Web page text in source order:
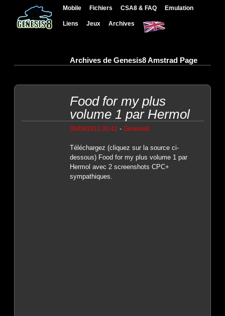
Mobile Fichiers CSA8 & FAQ Emulation
Liens Jeux Archives
Archives de Genesis8 Amstrad Page
Food for my plus
volume 1 par Hermol
05/09/2011 00:42 - Genesis8
Téléchargez (cliquez sur la source ci-
dessous) Food for my plus volume 1 par
Hermol avec 2 screenshots CPC+
sympathiques.